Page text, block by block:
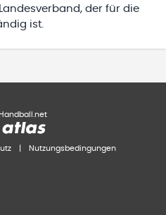
der für die
ist.
Handball.net
Nutzungsbedingungen